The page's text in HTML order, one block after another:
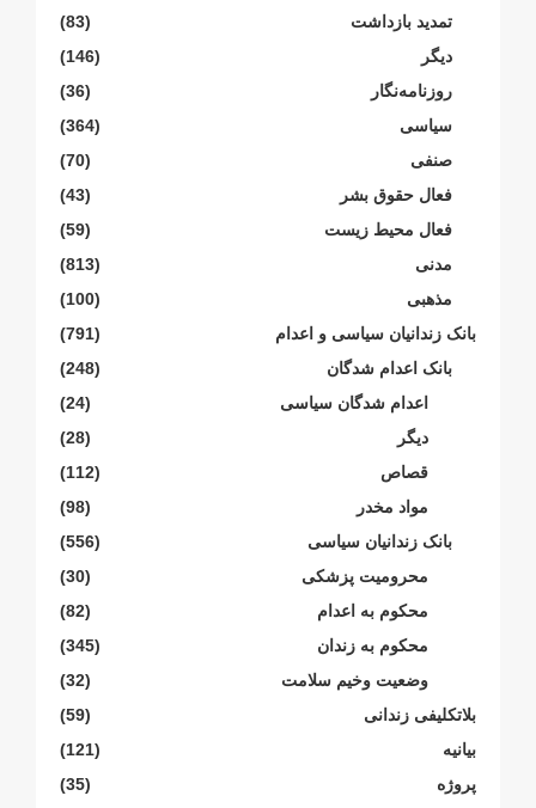
تمدید بازداشت
(83)
دیگر
(146)
روزنامەنگار
(36)
سیاسی
(364)
صنفی
(70)
فعال حقوق بشر
(43)
فعال محیط زیست
(59)
مدنی
(813)
مذهبی
(100)
بانک زندانیان سیاسی و اعدام
(791)
بانک اعدام شدگان
(248)
اعدام شدگان سیاسی
(24)
دیگر
(28)
قصاص
(112)
مواد مخدر
(98)
بانک زندانیان سیاسی
(556)
محرومیت پزشکی
(30)
محکوم بە اعدام
(82)
محکوم بە زندان
(345)
وضعیت وخیم سلامت
(32)
بلاتکلیفی زندانی
(59)
بیانیە
(121)
پروژە
(35)